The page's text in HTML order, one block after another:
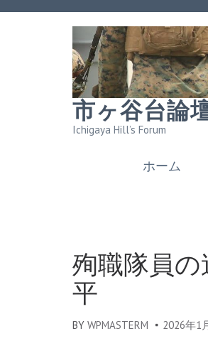
市ヶ谷台論
Ichigaya Hill’s Forum
ホーム
殉職隊員
平
BY WPMASTERM 2026年1